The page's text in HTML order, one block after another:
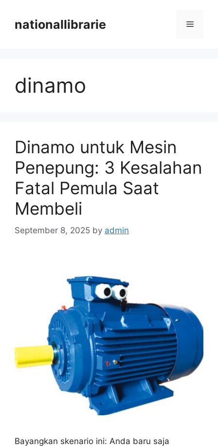
contentnationallibrarie Menu
dinamo
Dinamo untuk Mesin
Penepung: 3 Kesalahan
Fatal Pemula Saat
Membeli
September 8, 2025 by admin
Bayangkan skenario ini: Anda baru saja